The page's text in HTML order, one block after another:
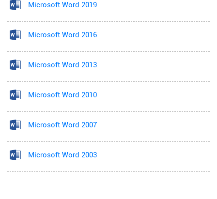
Microsoft Word 2019
Microsoft Word 2016
Microsoft Word 2013
Microsoft Word 2010
Microsoft Word 2007
Microsoft Word 2003